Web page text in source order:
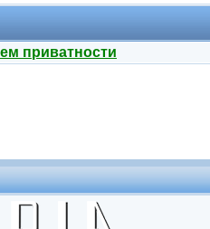
приватности